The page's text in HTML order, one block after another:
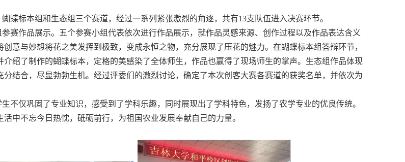
蝶标本组和生态组三个赛道，经过一系列紧张激烈的角逐，共有13支队伍进入决赛环节。
赛作品展示。五个参赛小组代表依次进行作品展示，就作品灵感来源、创作过程以及作品表达含义
意与妙想将花之美发挥到极致，变成永恒之物，充分展现了压花的魅力。在蝴蝶标本组答辩环节，
介绍了制作的蝴蝶标本，定格的美感染了全体师生，作品也赢得了现场师生的掌声。生态组作品体现
分结合，尽显勃勃生机。经过评委们的激烈讨论，确定了本次创客大赛各赛道的获奖名单，并依次为
不仅巩固了专业知识，感受到了学科乐趣，同时展现出了学科特色，发扬了农学专业的优良传统。
中不忘今日热忱，砥砺前行，为祖国农业发展奉献自己的力量。